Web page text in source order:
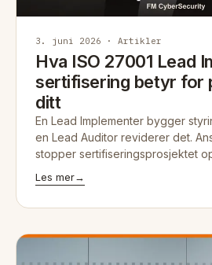
3. juni 2026 · Artikler
Hva ISO 27001 Lead
sertifisering betyr for
ditt
En Lead Implementer bygger
en Lead Auditor reviderer det.
stopper sertifiseringsprosjektet
Les mer→